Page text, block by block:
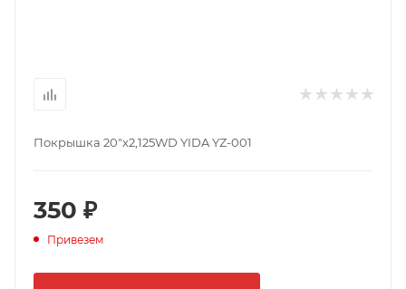
Покрышка 20"х2,125WD YIDA YZ-001
350 ₽
Привезем